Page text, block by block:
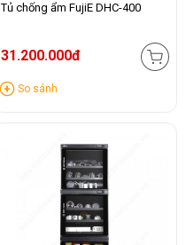
Tủ chống ẩm FujiE DHC-400
31.200.000đ
So sánh